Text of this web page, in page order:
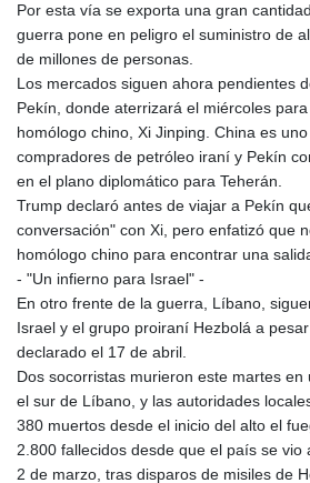
Por esta vía se exporta una gran
guerra pone en peligro el suministro de
de millones de personas.
Los mercados siguen ahora pendientes
Pekín, donde aterrizará el miércoles
homólogo chino, Xi Jinping. China es
compradores de petróleo iraní y Pekín
en el plano diplomático para Teherán.
Trump declaró antes de viajar a Pekín
conversación" con Xi, pero enfatizó que
homólogo chino para encontrar una
- "Un infierno para Israel" -
En otro frente de la guerra, Líbano,
Israel y el grupo proiraní Hezbolá a
declarado el 17 de abril.
Dos socorristas murieron este martes
el sur de Líbano, y las autoridades
380 muertos desde el inicio del alto el
2.800 fallecidos desde que el país se vio
2 de marzo, tras disparos de misiles de